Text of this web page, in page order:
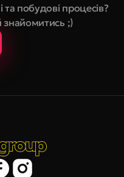
побудові процесів?
знайомитись ;)